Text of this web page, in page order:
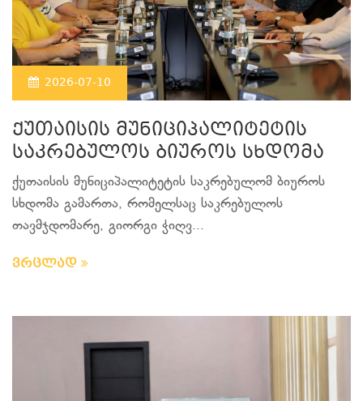
2026-07-10
ქუთაისის მუნიციპალიტეტის
საკრებულოს ბიუროს სხდომა
ქუთაისის მუნიციპალიტეტის საკრებულომ ბიუროს
სხდომა გამართა, რომელსაც საკრებულოს
თავმჯდომარე, გიორგი ჭიღვ...
ვრცლად